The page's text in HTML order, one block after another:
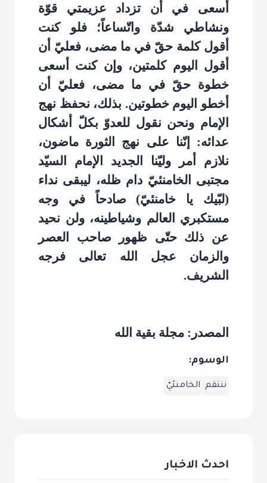
أسعى في أن تزداد عزيمتي قوّة
ونشاطي شدّة واتّساعاً؛ فلو كنت
أقول كلمة حقّ في ما مضى، فعليّ أن
أقول اليوم كلمتين، وإن كنت أسعى
خطوة حقّ في ما مضى، فعليّ أن
أخطو اليوم خطوتين. بذلك، نحفظ نهج
الإمام ونحن نقول للعدوّ بكلّ أشكال
عدائه: إنّنا على نهج الثورة ماضون،
نلازم أمر وليّنا الجديد الإمام السيّد
مجتبى الخامنئيّ دام ظله، ليبقى نداء
(لبّيك يا خامنئيّ) صادحاً في وجه
مستكبري العالم وشياطينه، ولن نحيد
عن ذلك حتّى ظهور صاحب العصر
والزمان عجل الله تعالى فرجه
الشريف.
المصدر: مجلة بقية الله
الوسوم:
ننتقم الخامنئيّ
احدث الاخبار